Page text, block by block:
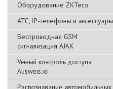
Оборудование ZKTeco
АТС, IP-телефоны и аксессуары
Беспроводная GSM
сигнализация АJAX
Умный контроль доступа
Ausweis.io
Распознавание автомобильных